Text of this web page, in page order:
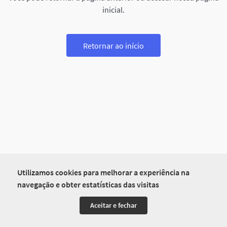
Utilizamos cookies para melhorar a experiência na
navegação e obter estatísticas das visitas
Aceitar e fechar
inicial.
Retornar ao início